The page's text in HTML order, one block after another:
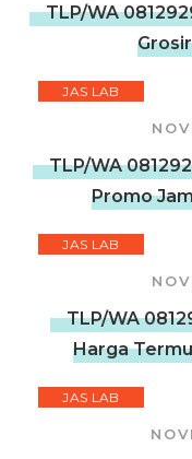
TLP/WA
JAS LAB
TLP/WA
Promo
JAS LAB
TLP/WA
Harga
JAS LAB